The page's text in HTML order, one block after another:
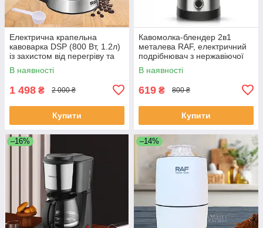
Електрична крапельна
кавоварка DSP (800 Вт, 1.2л)
із захистом від перегріву та
робочого тиску KA-3063
В наявності
1 498 ₴ 2 000 ₴
Купити
Кавомолка-блендер 2в1
металева RAF, електричний
подрібнювач з нержавіючої
сталі R-7126
В наявності
619 ₴ 800 ₴
Купити
–16% –14%